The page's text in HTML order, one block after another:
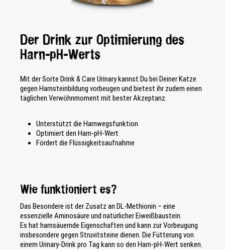
Der Drink zur Optimierung des
Harn-pH-Werts
Mit der Sorte Drink & Care Urinary kannst Du bei Deiner Katze
gegen Harnsteinbildung vorbeugen und bietest ihr zudem einen
täglichen Verwöhnmoment mit bester Akzeptanz.
Unterstützt die Harnwegsfunktion
Optimiert den Harn-pH-Wert
Fördert die Flüssigkeitsaufnahme
Wie funktioniert es?
Das Besondere ist der Zusatz an DL-Methionin – eine
essenzielle Aminosäure und natürlicher Eiweißbaustein.
Es hat harnsäuernde Eigenschaften und kann zur Vorbeugung
insbesondere gegen Struvitsteine dienen. Die Fütterung von
einem Urinary-Drink pro Tag kann so den Harn-pH-Wert senken.